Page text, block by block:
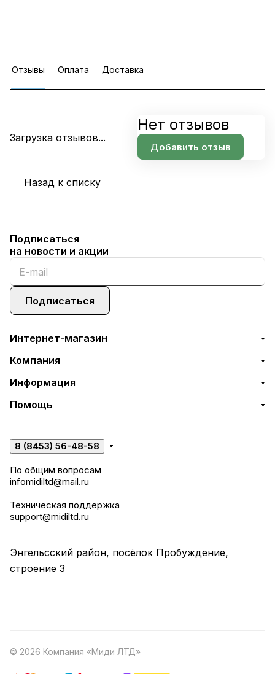
Отзывы Оплата Доставка
Загрузка отзывов...
Нет отзывов
Добавить отзыв
Назад к списку
Подписаться
на новости и акции
Подписаться
Интернет-магазин
Компания
Информация
Помощь
8 (8453) 56-48-58
По общим вопросам
infomidiltd@mail.ru
Техническая поддержка
support@midiltd.ru
Энгельсский район, посёлок Пробуждение,
строение 3
© 2026 Компания «Миди ЛТД»